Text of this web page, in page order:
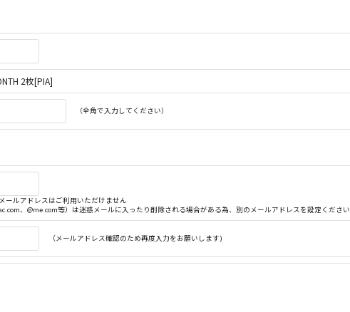
2枚[PIA]
（全角で入力してください）
ールアドレスはご利用いただけません
、@me.com等）は迷惑メールに入ったり削除される場合がある為、別のメールアドレスを設定ください
（メールアドレス確認のため再度入力をお願いします)